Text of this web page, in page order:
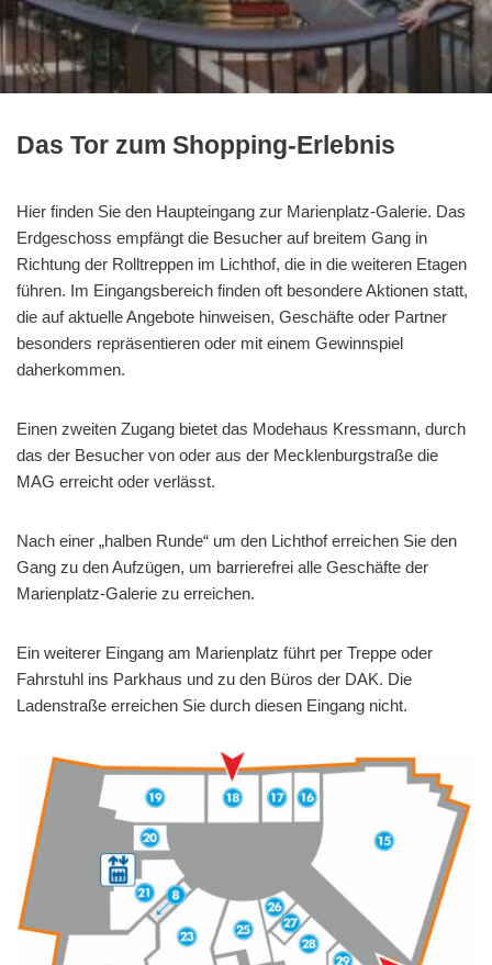
Das Tor zum Shopping-Erlebnis
Hier finden Sie den Haupteingang zur Marienplatz-Galerie. Das
Erdgeschoss empfängt die Besucher auf breitem Gang in
Richtung der Rolltreppen im Lichthof, die in die weiteren Etagen
führen. Im Eingangsbereich finden oft besondere Aktionen statt,
die auf aktuelle Angebote hinweisen, Geschäfte oder Partner
besonders repräsentieren oder mit einem Gewinnspiel
daherkommen.
Einen zweiten Zugang bietet das Modehaus Kressmann, durch
das der Besucher von oder aus der Mecklenburgstraße die
MAG erreicht oder verlässt.
Nach einer „halben Runde“ um den Lichthof erreichen Sie den
Gang zu den Aufzügen, um barrierefrei alle Geschäfte der
Marienplatz-Galerie zu erreichen.
Ein weiterer Eingang am Marienplatz führt per Treppe oder
Fahrstuhl ins Parkhaus und zu den Büros der DAK. Die
Ladenstraße erreichen Sie durch diesen Eingang nicht.